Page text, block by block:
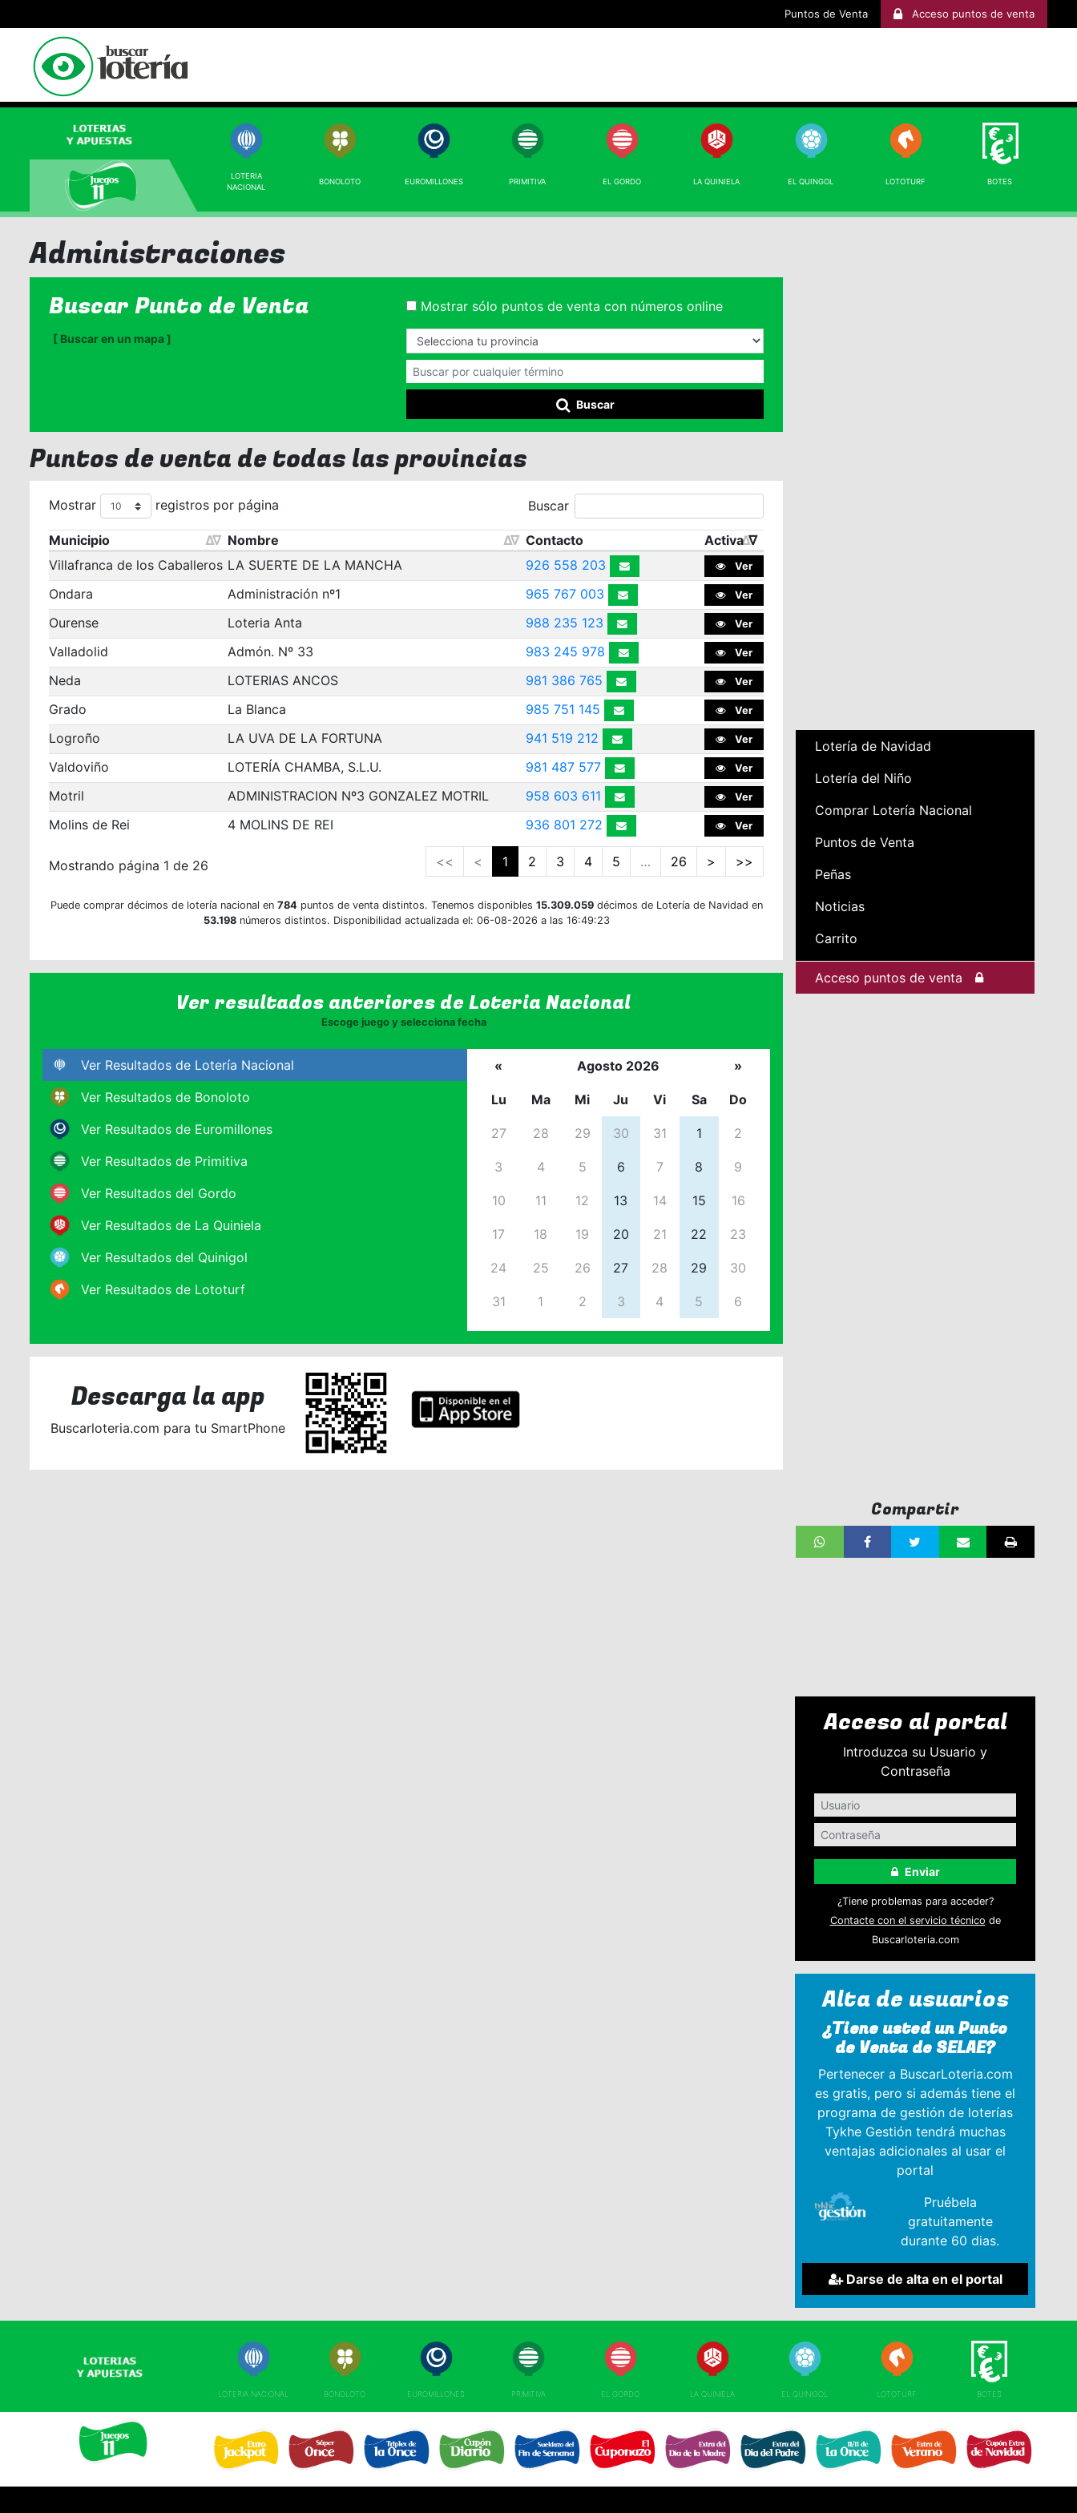
Puntos de Venta Acceso puntos de venta
LOTERIA
NACIONAL
BONOLOTO EUROMILLONES PRIMITIVA EL GORDO LA QUINIELA EL QUINGOL LOTOTURF BOTES
Administraciones
Buscar Punto de Venta
[ Buscar en un mapa ]
Mostrar sólo puntos de venta con números online
Buscar
Puntos de venta de todas las provincias
Mostrar registros por página Buscar
Municipio Nombre Contacto
Activa
Villafranca de los Caballeros LA SUERTE DE LA MANCHA 926 558 203 Ver
Ondara Administración nº1 965 767 003 Ver
Ourense Loteria Anta 988 235 123 Ver
Valladolid Admón. Nº 33 983 245 978 Ver
Neda LOTERIAS ANCOS 981 386 765 Ver
Grado La Blanca 985 751 145 Ver
Logroño LA UVA DE LA FORTUNA 941 519 212 Ver
Valdoviño LOTERÍA CHAMBA, S.L.U. 981 487 577 Ver
Motril ADMINISTRACION Nº3 GONZALEZ MOTRIL 958 603 611 Ver
Molins de Rei 4 MOLINS DE REI 936 801 272 Ver
Mostrando página 1 de 26 << < 1 2 3 4 5 … 26 > >>
Puede comprar décimos de lotería nacional en 784puntos de venta distintos. Tenemos disponibles 15.309.059décimos de Lotería de Navidad en
53.198números distintos. Disponibilidad actualizada el: 06-08-2026 a las 16:49:23
Ver resultados anteriores deLoteria Nacional
Escoge juego y selecciona fecha
Ver Resultados de Lotería Nacional
Ver Resultados de Bonoloto
Ver Resultados de Euromillones
Ver Resultados de Primitiva
Ver Resultados del Gordo
Ver Resultados de La Quiniela
Ver Resultados del Quinigol
Ver Resultados de Lototurf
« Agosto 2026 »
Lu Ma Mi Ju Vi Sa Do
27 28 29 30 31 1 2
3 4 5 6 7 8 9
10 11 12 13 14 15 16
17 18 19 20 21 22 23
24 25 26 27 28 29 30
31 1 2 3 4 5 6
Descarga la app
Buscarloteria.com para tu SmartPhone
Lotería de Navidad
Lotería del Niño
Comprar Lotería Nacional
Puntos de Venta
Peñas
Noticias
Carrito
Acceso puntos de venta
Compartir
Acceso al portal
Introduzca su Usuario y
Contraseña
Enviar
¿Tiene problemas para acceder?
Contacte con el servicio técnico de
Buscarloteria.com
Alta de usuarios
¿Tiene usted un Punto
de Venta de SELAE?
Pertenecer a BuscarLoteria.com
es gratis, pero si además tiene el
programa de gestión de loterías
Tykhe Gestión tendrá muchas
ventajas adicionales al usar el
portal
Pruébela
gratuitamente
durante 60 dias.
Darse de alta en el portal
LOTERIA NACIONAL BONOLOTO EUROMILLONES PRIMITIVA EL GORDO LA QUINIELA EL QUINIGOL LOTOTURF BOTES
TRIPLEX
EL SUELDAZO DEL
EXTRA DÍA DE